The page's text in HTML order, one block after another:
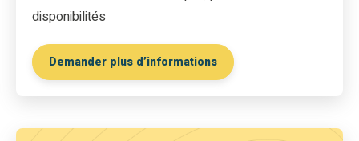
disponibilités
Demander plus d’informations